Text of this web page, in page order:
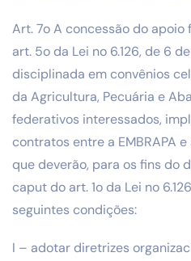
Art. 7o A concessão do
art. 5o da Lei no 6.126, de 6
disciplinada em convênios
da Agricultura, Pecuária e
federativos interessados,
contratos entre a EMBRAPA
que deverão, para os fins do
caput do art. 1o da Lei no
seguintes condições:
I – adotar diretrizes